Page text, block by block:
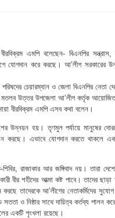
এমপি বলেছেন- বিএনপির
যোগদান করে করছে। আ’লীগ সরকারের
চেয়ারম্যান ও জেলা বিএনপির নেতা
মতলব উত্তর উপজেলা আ’লীগ কর্তৃক
বীরবিক্রম এমপি এসব কথা বলেন।
উন্নয়ন হয়। তৃণমুল পর্যায়ে মানুষের
করছে। এভাবে যোগদান করতে থাকলে
রাজাকার আর জঙ্গিবাদ নয়। তারা
বীর শহীদের আত্মা কষ্ট পাবে। তাদের
তাদেরকে আ’লীগের নেতাকর্মিদের
ও নিষ্ঠার সাথে দায়িত্ব কর্তব্য পালন
একটি শৃংখলা রয়েছে।